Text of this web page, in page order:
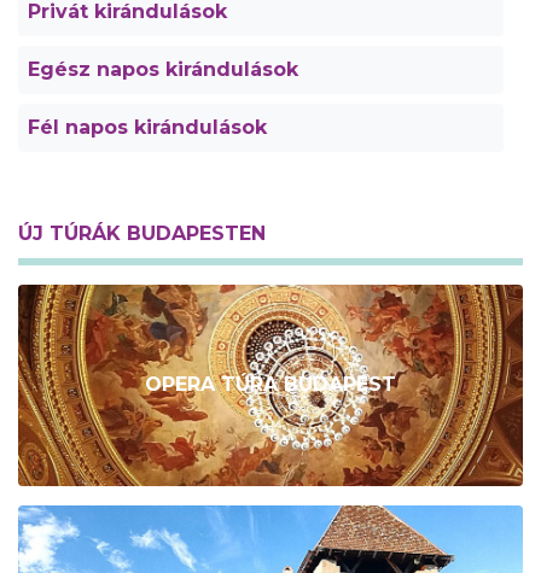
Privát kirándulások
Egész napos kirándulások
Fél napos kirándulások
ÚJ TÚRÁK BUDAPESTEN
OPERA TÚRA BUDAPEST